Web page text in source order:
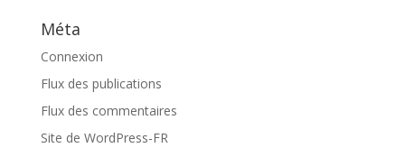
Méta
Connexion
Flux des publications
Flux des commentaires
Site de WordPress-FR